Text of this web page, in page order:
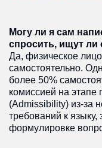
Могу ли я сам
спросить, ищут ли
Да, физическое
самостоятельно.
более 50%
комиссией на этапе
(Admissibility) из-за
требований к
формулировке